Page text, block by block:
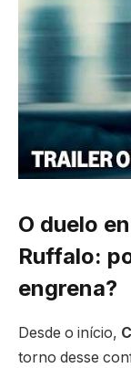
O duelo
Ruffalo:
engrena?
Desde o início,
torno desse